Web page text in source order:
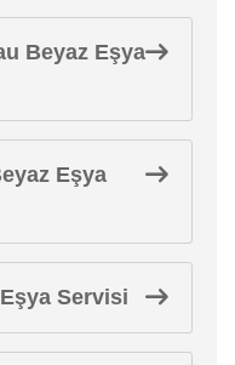
Beyaz Eşya
Eşya
Servisi